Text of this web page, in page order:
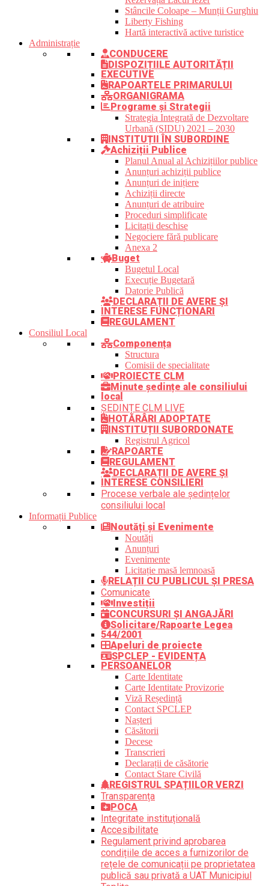
Stâncile Coloape – Munții Gurghiu
Liberty Fishing
Hartă interactivă active turistice
Administrație
CONDUCERE
DISPOZIȚIILE AUTORITĂȚII
EXECUTIVE
RAPOARTELE PRIMARULUI
ORGANIGRAMA
Programe și Strategii
Strategia Integrată de Dezvoltare
Urbană (SIDU) 2021 – 2030
INSTITUȚII ÎN SUBORDINE
Achiziții Publice
Planul Anual al Achizițiilor publice
Anunțuri achiziții publice
Anunțuri de inițiere
Achiziții directe
Anunțuri de atribuire
Proceduri simplificate
Licitații deschise
Negociere fără publicare
Anexa 2
Buget
Bugetul Local
Execuție Bugetară
Datorie Publică
DECLARAȚII DE AVERE ȘI
INTERESE FUNCȚIONARI
REGULAMENT
Consiliul Local
Componența
Structura
Comisii de specialitate
PROIECTE CLM
Minute ședințe ale consiliului
local
ȘEDINȚE CLM LIVE
HOTĂRÂRI ADOPTATE
INSTITUȚII SUBORDONATE
Registrul Agricol
RAPOARTE
REGULAMENT
DECLARAȚII DE AVERE ȘI
INTERESE CONSILIERI
Procese verbale ale ședințelor
consiliului local
Informații Publice
Noutăți și Evenimente
Noutăți
Anunțuri
Evenimente
Licitație masă lemnoasă
RELAȚII CU PUBLICUL ȘI PRESA
Comunicate
Investiții
CONCURSURI ȘI ANGAJĂRI
Solicitare/Rapoarte Legea
544/2001
Apeluri de proiecte
SPCLEP - EVIDENȚA
PERSOANELOR
Carte Identitate
Carte Identitate Provizorie
Viză Reședință
Contact SPCLEP
Nașteri
Căsătorii
Decese
Transcrieri
Declarații de căsătorie
Contact Stare Civilă
REGISTRUL SPAȚIILOR VERZI
Transparența
POCA
Integritate instituțională
Accesibilitate
Regulament privind aprobarea
condițiile de acces a furnizorilor de
rețele de comunicații pe proprietatea
publică sau privată a UAT Municipiul